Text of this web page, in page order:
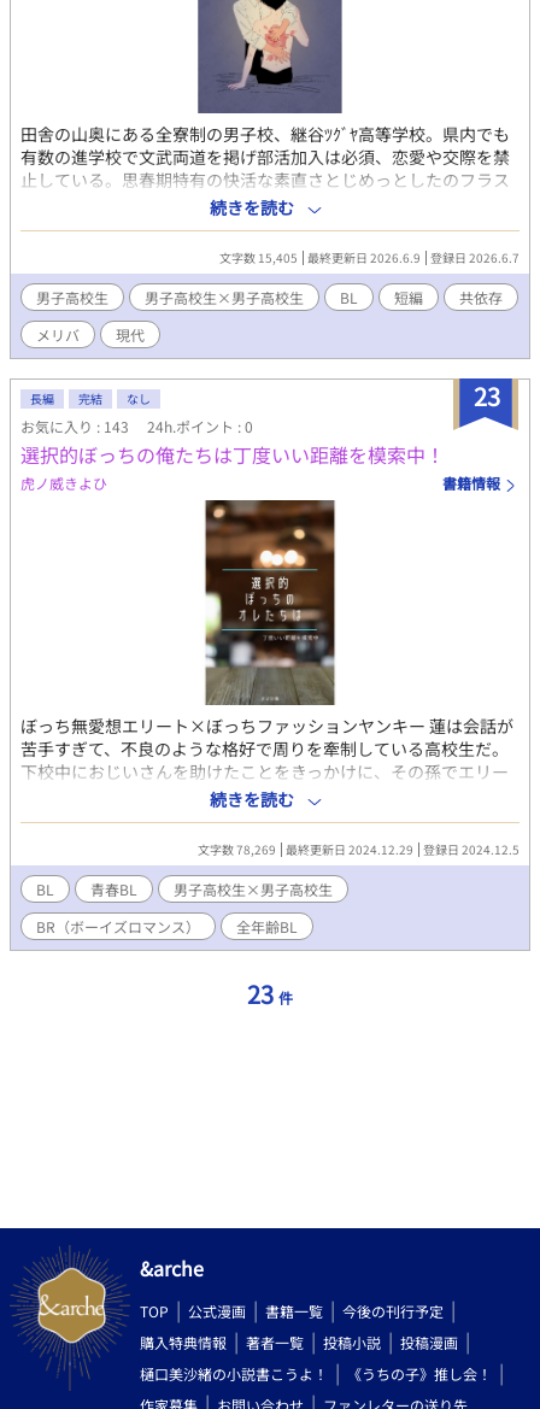
田舎の山奥にある全寮制の男子校、継谷ﾂｸﾞﾔ高等学校。県内でも
有数の進学校で文武両道を掲げ部活加入は必須、恋愛や交際を禁
止している。思春期特有の快活な素直さとじめっとしたのフラス
トレーションの渦巻く閉鎖空間。その中で2人の生徒が互いの乾き
を満たし、依存し合う。 いじめ、暴力、火傷、出血描写あり
続きを読む
文字数 15,405 最終更新日 2026.6.9 登録日 2026.6.7
男子高校生 男子高校生×男子高校生 BL 短編
共依存
メリバ
現代
23
長編 完結 なし
お気に入り : 143 24h.ポイント : 0
選択的ぼっちの俺たちは丁度いい距離を模索中！
虎ノ威きよひ 書籍情報
ぼっち無愛想エリート×ぼっちファッションヤンキー 蓮は会話が
苦手すぎて、不良のような格好で周りを牽制している高校生だ。
下校中におじいさんを助けたことをきっかけに、その孫でエリー
ト高校生の大和と出会う。 蓮に負けず劣らず無表情で無愛想な大
和とはもう関わることはないと思っていたが、一度認識してしま
うと下校中に妙に目に入ってくるようになってしまう。 少しずつ
接する内に、大和も蓮と同じく意図的に他人と距離をとっている
んだと気づいていく。 ひょんなことから大和の服を着る羽目にな
ったり、一緒にバイトすることになったり、大和の部屋で寝るこ
とになったり。 一進一退を繰り返して、二人が少しずつ落ち着く
距離を模索していく。
続きを読む
文字数 78,269 最終更新日 2024.12.29 登録日 2024.12.5
BL 青春BL
男子高校生×男子高校生
BR（ボーイズロマンス）
全年齢BL
23 件
&arche
TOP 公式漫画 書籍一覧
今後の刊行予定
購入特典情報
著者一覧 投稿小説
投稿漫画
樋口美沙緒の小説書こうよ！
《うちの子》推し会！
作家募集
お問い合わせ ファンレターの送り先